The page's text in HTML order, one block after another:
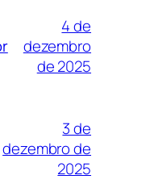
4 de
dezembro
de 2025
3 de
dezembro de
2025